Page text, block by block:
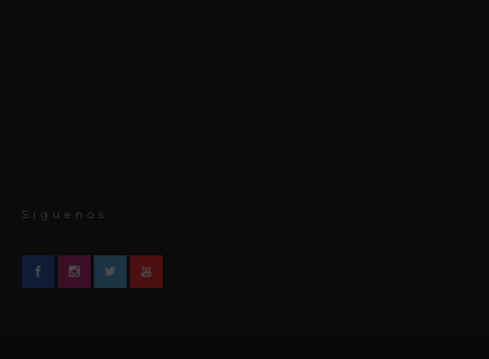
Síguenos